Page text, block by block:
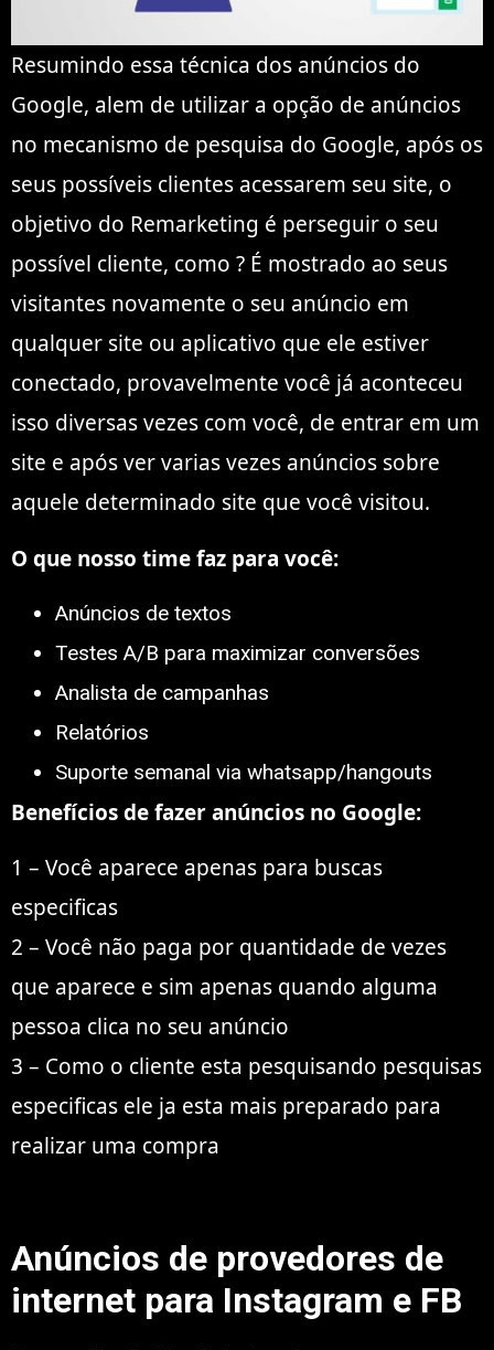
Resumindo essa técnica dos anúncios do
Google, alem de utilizar a opção de anúncios
no mecanismo de pesquisa do Google, após os
seus possíveis clientes acessarem seu site, o
objetivo do Remarketing é perseguir o seu
possível cliente, como ? É mostrado ao seus
visitantes novamente o seu anúncio em
qualquer site ou aplicativo que ele estiver
conectado, provavelmente você já aconteceu
isso diversas vezes com você, de entrar em um
site e após ver varias vezes anúncios sobre
aquele determinado site que você visitou.
O que nosso time faz para você:
Anúncios de textos
Testes A/B para maximizar conversões
Analista de campanhas
Relatórios
Suporte semanal via whatsapp/hangouts
Benefícios de fazer anúncios no Google:
1 – Você aparece apenas para buscas
especificas
2 – Você não paga por quantidade de vezes
que aparece e sim apenas quando alguma
pessoa clica no seu anúncio
3 – Como o cliente esta pesquisando pesquisas
especificas ele ja esta mais preparado para
realizar uma compra
Anúncios de provedores de
internet para Instagram e FB